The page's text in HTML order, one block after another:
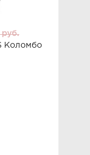
руб.
Коломбо